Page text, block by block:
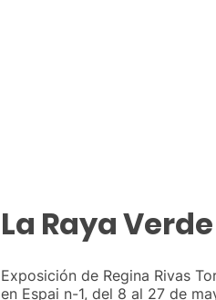
La Raya Verde
Exposición de Regina Rivas
en Espai n-1, del 8 al 27 de